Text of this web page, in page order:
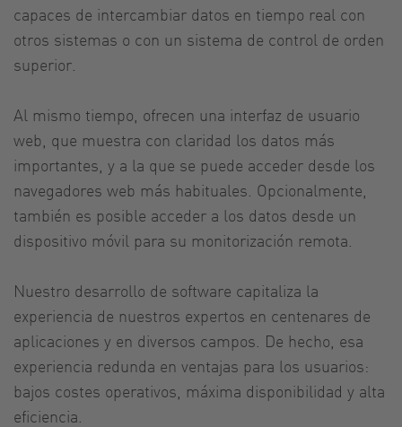
capaces de intercambiar datos en tiempo real con
otros sistemas o con un sistema de control de orden
superior.
Al mismo tiempo, ofrecen una interfaz de usuario
web, que muestra con claridad los datos más
importantes, y a la que se puede acceder desde los
navegadores web más habituales. Opcionalmente,
también es posible acceder a los datos desde un
dispositivo móvil para su monitorización remota.
Nuestro desarrollo de software capitaliza la
experiencia de nuestros expertos en centenares de
aplicaciones y en diversos campos. De hecho, esa
experiencia redunda en ventajas para los usuarios:
bajos costes operativos, máxima disponibilidad y alta
eficiencia.